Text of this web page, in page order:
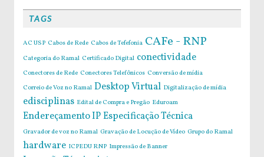
TAGS
AC USP Cabos de Rede Cabos de Tefefonia CAFe - RNP
Categoria do Ramal Certificado Digital conectividade
Conectores de Rede Conectores Telefônicos Conversão de mídia
Correio de Voz no Ramal Desktop Virtual Digitalização de mídia
edisciplinas Edital de Compra e Pregão Eduroam
Endereçamento IPEspecificação Técnica
Gravador de voz no Ramal Gravação de Locução de Vídeo Grupo do Ramal
hardware ICPEDU RNP Impressão de Banner